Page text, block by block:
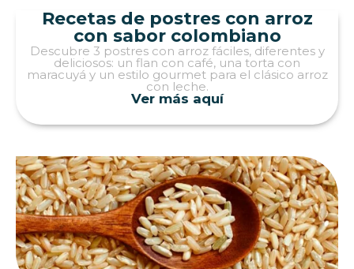
Recetas de postres con arroz
con sabor colombiano
Descubre 3 postres con arroz fáciles, diferentes y
deliciosos: un flan con café, una torta con
maracuyá y un estilo gourmet para el clásico arroz
con leche.
Ver más aquí